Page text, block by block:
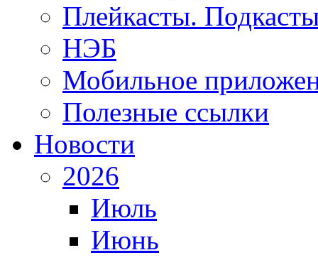
Плейкасты.
НЭБ
Мобильное
Полезные ссылки
Новости
2026
Июль
Июнь